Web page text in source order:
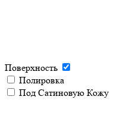
Поверхность
Полировка
Под Сатиновую Кожу